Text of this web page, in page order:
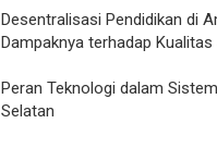
Desentralisasi Pendidikan di
Dampaknya terhadap Kualitas
Peran Teknologi dalam
Selatan